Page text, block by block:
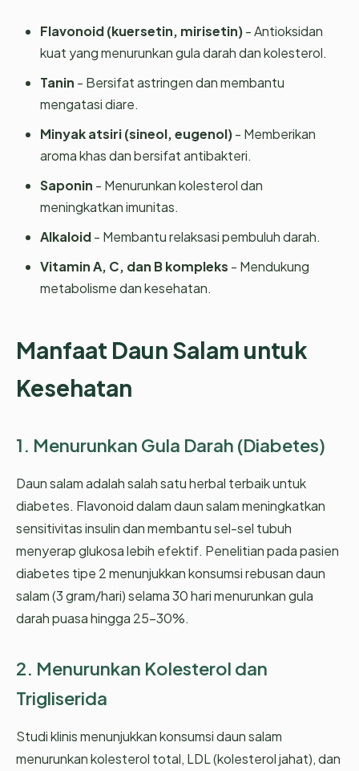
Flavonoid (kuersetin, mirisetin)- Antioksidan
kuat yang menurunkan gula darah dan kolesterol.
Tanin - Bersifat astringen dan membantu
mengatasi diare.
Minyak atsiri (sineol, eugenol)- Memberikan
aroma khas dan bersifat antibakteri.
Saponin - Menurunkan kolesterol dan
meningkatkan imunitas.
Alkaloid- Membantu relaksasi pembuluh darah.
Vitamin A, C, dan B kompleks - Mendukung
metabolisme dan kesehatan.
Manfaat Daun Salam untuk
Kesehatan
1. Menurunkan Gula Darah (Diabetes)
Daun salam adalah salah satu herbal terbaik untuk
diabetes. Flavonoid dalam daun salam meningkatkan
sensitivitas insulin dan membantu sel-sel tubuh
menyerap glukosa lebih efektif. Penelitian pada pasien
diabetes tipe 2 menunjukkan konsumsi rebusan daun
salam (3 gram/hari) selama 30 hari menurunkan gula
darah puasa hingga 25-30%.
2. Menurunkan Kolesterol dan
Trigliserida
Studi klinis menunjukkan konsumsi daun salam
menurunkan kolesterol total, LDL (kolesterol jahat), dan